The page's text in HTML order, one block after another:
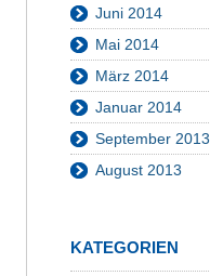
Juni 2014
Mai 2014
März 2014
Januar 2014
September 2013
August 2013
KATEGORIEN